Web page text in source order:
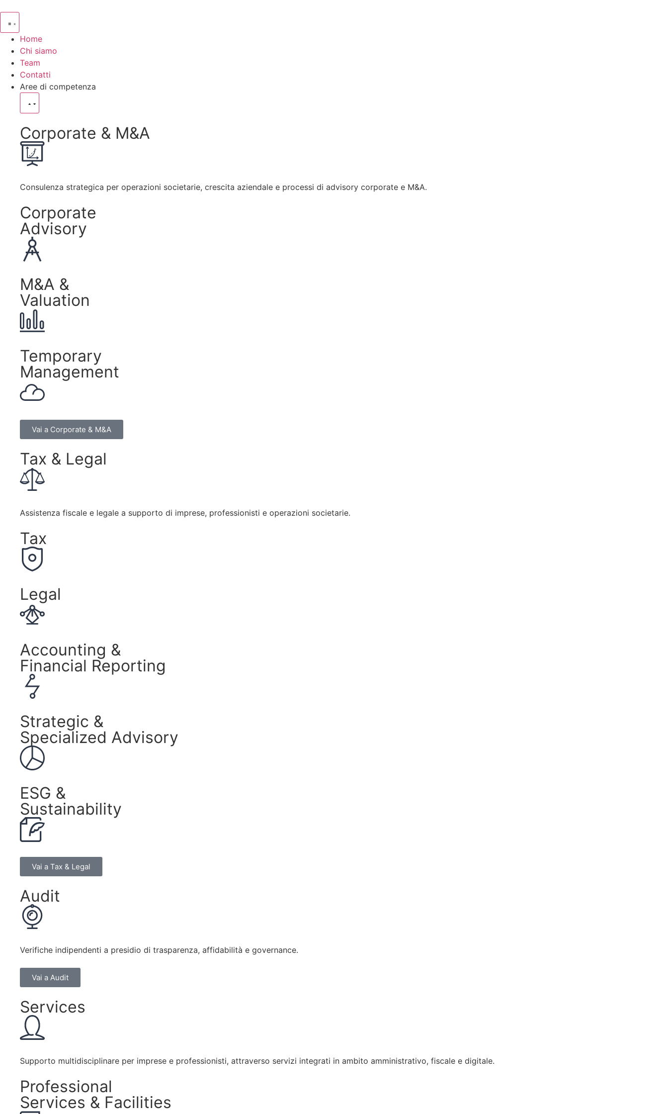
Home
Chi siamo
Team
Contatti
Aree di competenza
Corporate & M&A
Consulenza strategica per operazioni societarie, crescita aziendale e processi di advisory corporate e M&A.
Corporate
Advisory
M&A &
Valuation
Temporary
Management
Vai a Corporate & M&A
Tax & Legal
Assistenza fiscale e legale a supporto di imprese, professionisti e operazioni societarie.
Tax
Legal
Accounting &
Financial Reporting
Strategic &
Specialized Advisory
ESG &
Sustainability
Vai a Tax & Legal
Audit
Verifiche indipendenti a presidio di trasparenza, affidabilità e governance.
Vai a Audit
Services
Supporto multidisciplinare per imprese e professionisti, attraverso servizi integrati in ambito amministrativo, fiscale e digitale.
Professional
Services & Facilities